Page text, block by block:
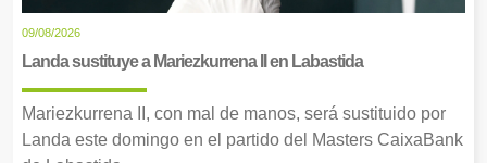
09/08/2026
Landa sustituye a Mariezkurrena II en Labastida
Mariezkurrena II, con mal de manos, será sustituido por
Landa este domingo en el partido del Masters CaixaBank